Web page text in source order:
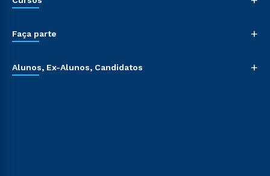
Faça parte +
Alunos, Ex-Alunos, Candidatos +